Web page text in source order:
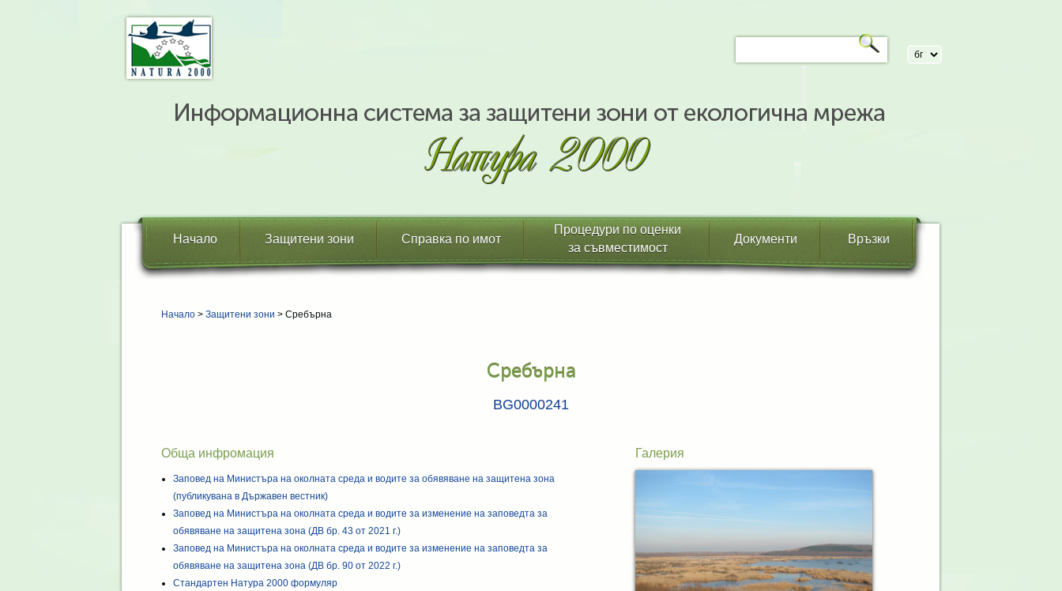
Начало Защитени зони Справка по имот
Процедури по оценки
за съвместимост
Документи Връзки
Начало > Защитени зони > Сребърна
Сребърна
BG0000241
Обща инфромация
Заповед на Министъра на околната среда и водите за обявяване на защитена зона
(публикувана в Държавен вестник)
Заповед на Министъра на околната среда и водите за изменение на заповедта за
обявяване на защитена зона (ДВ бр. 43 от 2021 г.)
Заповед на Министъра на околната среда и водите за изменение на заповедта за
обявяване на защитена зона (ДВ бр. 90 от 2022 г.)
Стандартен Натура 2000 формуляр
Галерия